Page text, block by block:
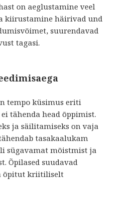
on aeglustamine veel
kiirustamine häirivad und
suurendavad
tagasi.
tempo küsimus eriti
tähenda head õppimist.
ja säilitamiseks on vaja
tähendab tasakaalukam
sügavamat mõistmist ja
Õpilased suudavad
õpitut kriitiliselt